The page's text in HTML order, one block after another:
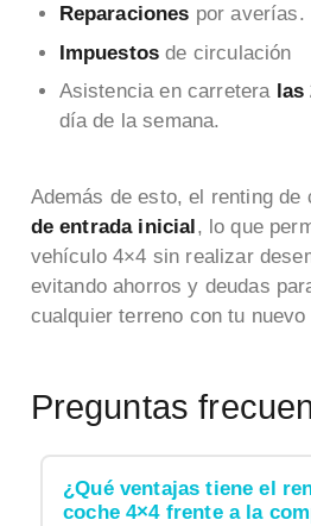
Reparaciones por averías.
Impuestos de circulación
Asistencia en carretera
día de la semana.
Además de esto, el renting de
de entrada inicial, lo que
vehículo 4×4 sin realizar
evitando ahorros y deudas
cualquier terreno con tu
Preguntas
¿Qué ventajas tiene el
coche 4×4 frente a la